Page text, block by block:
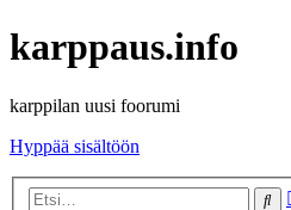
karppaus.info
karppilan uusi foorumi
Hyppää sisältöön
Etsi